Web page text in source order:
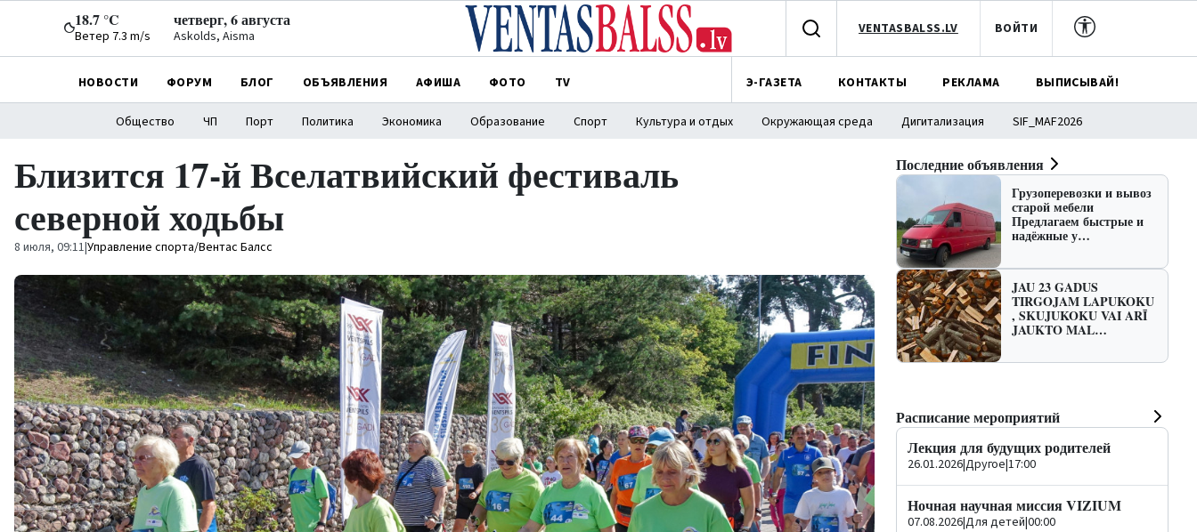
18.7 °C
Ветер 7.3 m/s
четверг, 6 августа
Askolds, Aisma VENTASBALSS.LV ВОЙТИ
НОВОСТИ ФОРУМ БЛОГ ОБЪЯВЛЕНИЯ АФИША ФОТО TV Э-ГАЗЕТА КОНТАКТЫ РЕКЛАМА ВЫПИСЫВАЙ!
Общество ЧП Порт Политика Экономика Образование Спорт Культура и отдых Окружающая среда Дигитализация SIF_MAF2026
Близится 17-й Вселатвийский фестиваль
северной ходьбы
8 июля, 09:11|Управление спорта/Вентас Балсс
Последние объявления
Грузоперевозки и вывоз
старой мебели
Предлагаем быстрые и
надёжные у…
JAU 23 GADUS
TIRGOJAM LAPUKOKU
, SKUJUKOKU VAI ARĪ
JAUKTO MAL…
Расписание мероприятий
Лекция для будущих родителей
26.01.2026|Другое|17:00
Ночная научная миссия VIZIUM
07.08.2026|Для детей|00:00